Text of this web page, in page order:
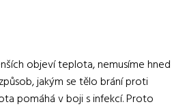
objeví teplota, nemusíme hned
jakým se tělo brání proti
pomáhá v boji s infekcí. Proto